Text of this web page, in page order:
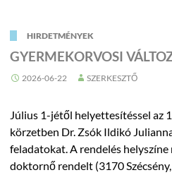
HIRDETMÉNYEK
GYERMEKORVOSI
2026-06-22 SZERKESZTŐ
Július 1-jétől helyettesítéssel az
körzetben Dr. Zsók Ildikó
feladatokat. A rendelés
doktornő rendelt (3170